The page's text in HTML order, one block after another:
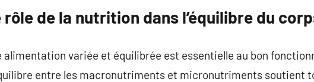
rôle de la nutrition dans l’équilibre du
alimentation variée et équilibrée est essentielle au bon
entre les macronutriments et micronutriments soutient